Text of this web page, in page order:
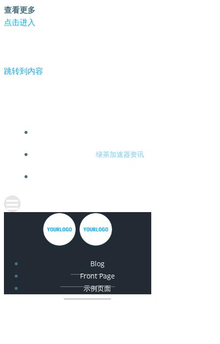
查看更多
点击进入
跳转到内容
绿茶加速器资讯
Blog
Front Page
示例页面